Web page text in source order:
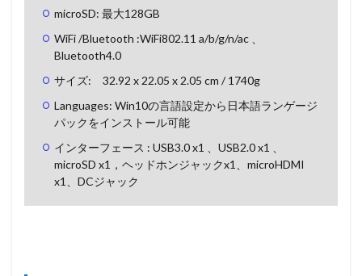
microSD: 最大128GB
WiFi /Bluetooth :WiFi802.11 a/b/g/n/ac 、
Bluetooth4.0
サイズ: 32.92 x 22.05 x 2.05 cm / 1740g
Languages: Win10の言語設定から日本語ランゲージ
パックをインストール可能
インターフェース : USB3.0 x1 、USB2.0 x1 、
microSD x1，ヘッドホンジャックx1、microHDMI
x1、DCジャック